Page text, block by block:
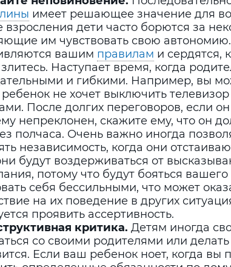
имеет решающее значение для
взросления дети часто борются за
им чувствовать свою
вашим правилам и сердятся,
Наступает время, когда
и гибкими. Например, вы
не хочет выключить телевизор
После долгих переговоров, если
непреклонен, скажите ему, что он
полчаса. Очень важно иногда
независимость, когда они
будут воздерживаться от
потому что будут бояться
себя бессильными, что может
на их поведение в других
проявить ассертивность.
критика. Детям иногда
со своими родителями или
Если ваш ребенок ноет, когда вы